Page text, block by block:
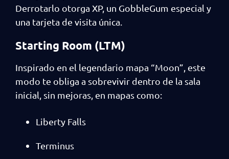
Derrotarlo otorga XP, un GobbleGum especial y
una tarjeta de visita única.
Starting Room (LTM)
Inspirado en el legendario mapa “Moon”, este
modo te obliga a sobrevivir dentro de la sala
inicial, sin mejoras, en mapas como:
Liberty Falls
Terminus